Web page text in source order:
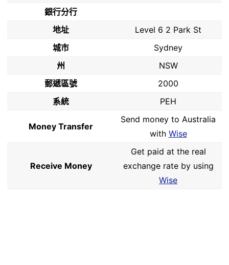
銀行分行
地址
Level 6 2 Park St
城市
Sydney
州
NSW
郵遞區號
2000
系統
PEH
Money Transfer
Send money to Australia
with Wise
Receive Money
Get paid at the real
exchange rate by using
Wise